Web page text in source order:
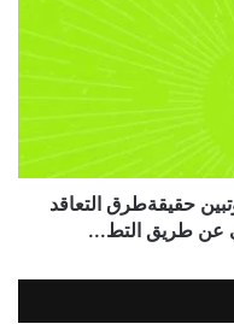
حقيقةطرق التعاقد
عن طريق التط...